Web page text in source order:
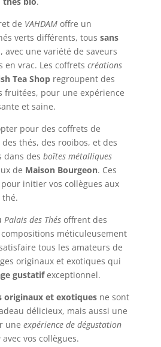
de VAHDAMoffre un
verts différents, tous sans
, avec une variété de saveurs
vrac. Les coffrets créations
Tea Shopregroupent des
fruitées, pour une expérience
et saine.
pour des coffrets de
thés, des rooibos, et des
dans des boîtes métalliques
de Maison Bourgeon. Ces
initier vos collègues aux
thé.
Palais des Thésoffrent des
méticuleusement
tous les amateurs de
originaux et exotiques qui
gustatifexceptionnel.
originaux et exotiquesne sont
délicieux, mais aussi une
une expérience de dégustation
avec vos collègues.